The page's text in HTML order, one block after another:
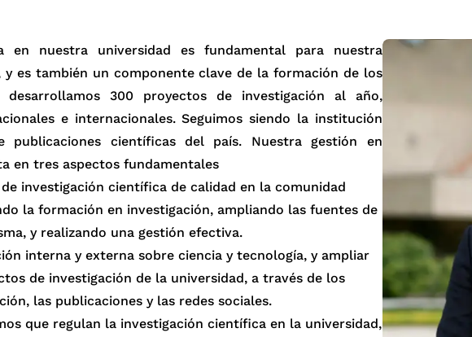
en nuestra universidad es fundamental para nuestra
es también un componente clave de la formación de los
desarrollamos 300 proyectos de investigación al año,
e internacionales. Seguimos siendo la institución
científicas del país. Nuestra gestión en
en tres aspectos fundamentales
investigación científica de calidad en la comunidad
la formación en investigación, ampliando las fuentes de
y realizando una gestión efectiva.
interna y externa sobre ciencia y tecnología, y ampliar
de investigación de la universidad, a través de los
las publicaciones y las redes sociales.
que regulan la investigación científica en la universidad,